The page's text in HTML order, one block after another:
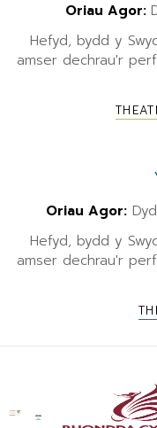
Oriau Agor:
Hefyd, bydd y
amser dechrau'r
Oriau Agor:
Hefyd, bydd y
amser dechrau'r